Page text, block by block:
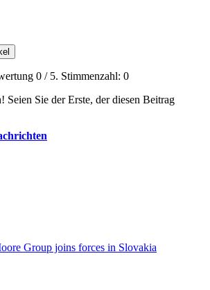
0 / 5. Stimmenzahl: 0
Seien Sie der Erste, der diesen Beitrag
Group joins forces in Slovakia